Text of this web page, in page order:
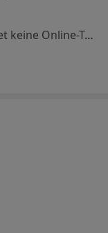
Dieser Arzt bzw. diese Ärztin bietet keine Online-Terminbuchung an diesem Standort an.